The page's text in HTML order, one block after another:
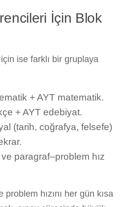
İçin Blok
ise farklı bir gruplaya
+ AYT matematik.
+ AYT edebiyat.
(tarih, coğrafya, felsefe)
paragraf–problem hız
hızını her gün kısa